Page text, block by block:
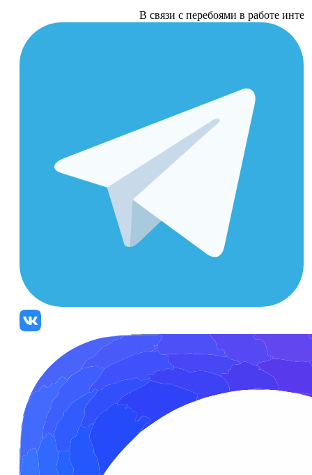
В связи с перебоями в работе